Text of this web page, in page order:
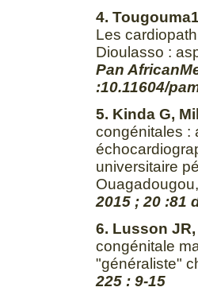
4.
Les
Dioulasso :
Pan
:10.11604/
5. Kinda G,
congénitales :
universitaire
2015 ; 20 :81
6. Lusson
congénitale
"généraliste"
225 : 9-15